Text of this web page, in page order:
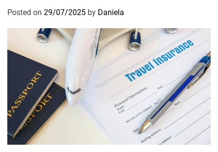
Posted on 29/07/2025 by Daniela